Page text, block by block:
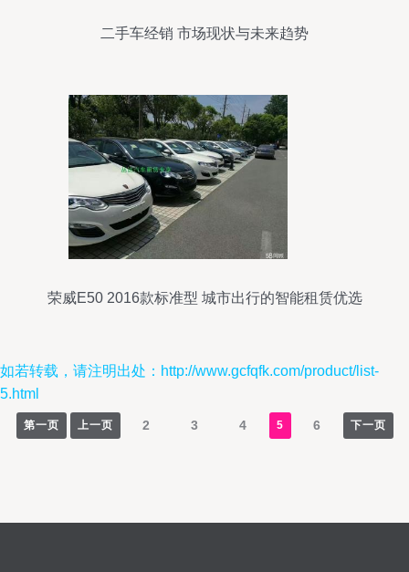
二手车经销 市场现状与未来趋势
荣威E50 2016款标准型 城市出行的智能租赁优选
如若转载，请注明出处：http://www.gcfqfk.com/product/list-
5.html
第一页 上一页 2 3 4 5 6 下一页